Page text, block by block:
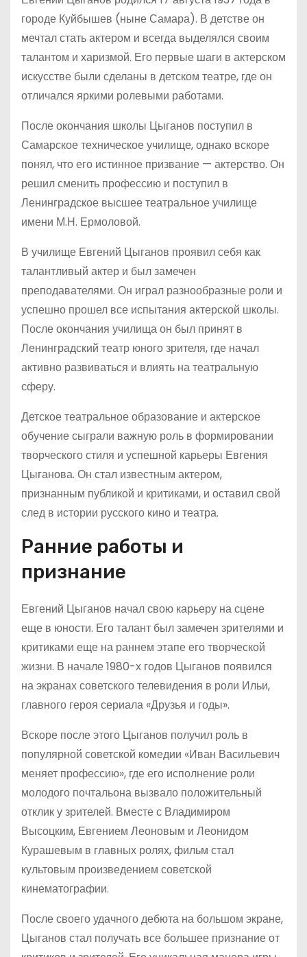
городе Куйбышев (ныне Самара). В детстве он
мечтал стать актером и всегда выделялся своим
талантом и харизмой. Его первые шаги в актерском
искусстве были сделаны в детском театре, где он
отличался яркими ролевыми работами.
После окончания школы Цыганов поступил в
Самарское техническое училище, однако вскоре
понял, что его истинное призвание — актерство. Он
решил сменить профессию и поступил в
Ленинградское высшее театральное училище
имени М.Н. Ермоловой.
В училище Евгений Цыганов проявил себя как
талантливый актер и был замечен
преподавателями. Он играл разнообразные роли и
успешно прошел все испытания актерской школы.
После окончания училища он был принят в
Ленинградский театр юного зрителя, где начал
активно развиваться и влиять на театральную
сферу.
Детское театральное образование и актерское
обучение сыграли важную роль в формировании
творческого стиля и успешной карьеры Евгения
Цыганова. Он стал известным актером,
признанным публикой и критиками, и оставил свой
след в истории русского кино и театра.
Ранние работы и
признание
Евгений Цыганов начал свою карьеру на сцене
еще в юности. Его талант был замечен зрителями и
критиками еще на раннем этапе его творческой
жизни. В начале 1980-х годов Цыганов появился
на экранах советского телевидения в роли Ильи,
главного героя сериала «Друзья и годы».
Вскоре после этого Цыганов получил роль в
популярной советской комедии «Иван Васильевич
меняет профессию», где его исполнение роли
молодого почтальона вызвало положительный
отклик у зрителей. Вместе с Владимиром
Высоцким, Евгением Леоновым и Леонидом
Курашевым в главных ролях, фильм стал
культовым произведением советской
кинематографии.
После своего удачного дебюта на большом экране,
Цыганов стал получать все большее признание от